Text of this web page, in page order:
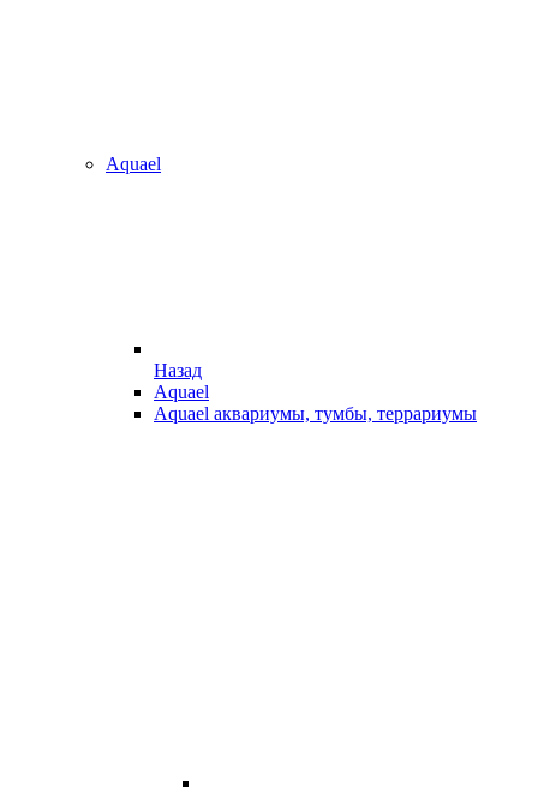
Aquael
Назад
Aquael
Aquael аквариумы, тумбы, террариумы